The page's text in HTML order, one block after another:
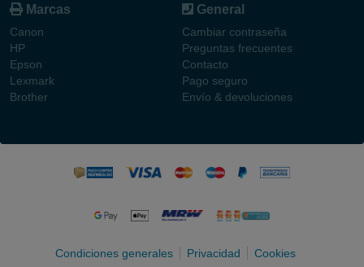
Marcas
Canon
HP
Epson
Lexmark
Brother
General
Cambiar contraseña
Preguntas frecuentes
Contacto
Pago seguro
Envío & devoluciones
Condiciones generales Privacidad Cookies